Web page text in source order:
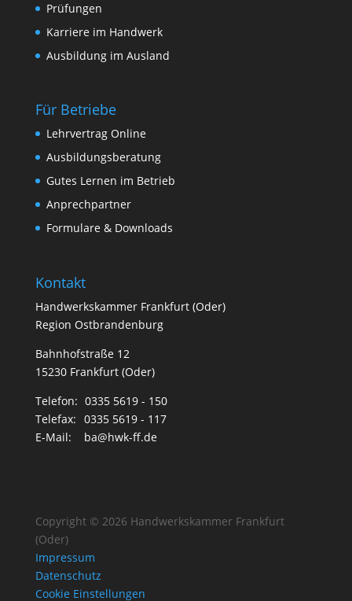
Prüfungen
Karriere im Handwerk
Ausbildung im Ausland
Für Betriebe
Lehrvertrag Online
Ausbildungsberatung
Gutes Lernen im Betrieb
Anprechpartner
Formulare & Downloads
Kontakt
Handwerkskammer Frankfurt (Oder)
Region Ostbrandenburg
Bahnhofstraße 12
15230 Frankfurt (Oder)
Telefon: 0335 5619 - 150
Telefax: 0335 5619 - 117
E-Mail:
ba@hwk-ff.de
Copyright © 2026 Handwerkskammer Frankfurt
(Oder)
Impressum
Datenschutz
Cookie Einstellungen